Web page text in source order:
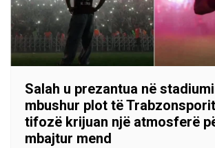
Salah u prezantua në
mbushur plot të
tifozë krijuan një atmosferë
mbajtur mend